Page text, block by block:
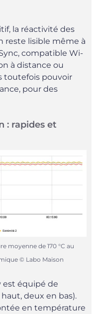
la réactivité des
reste lisible même à
compatible Wi-
à distance ou
toutefois pouvoir
pour des
: rapides et
moyenne de 170 °C au
© Labo Maison
est équipé de
deux en bas).
en température